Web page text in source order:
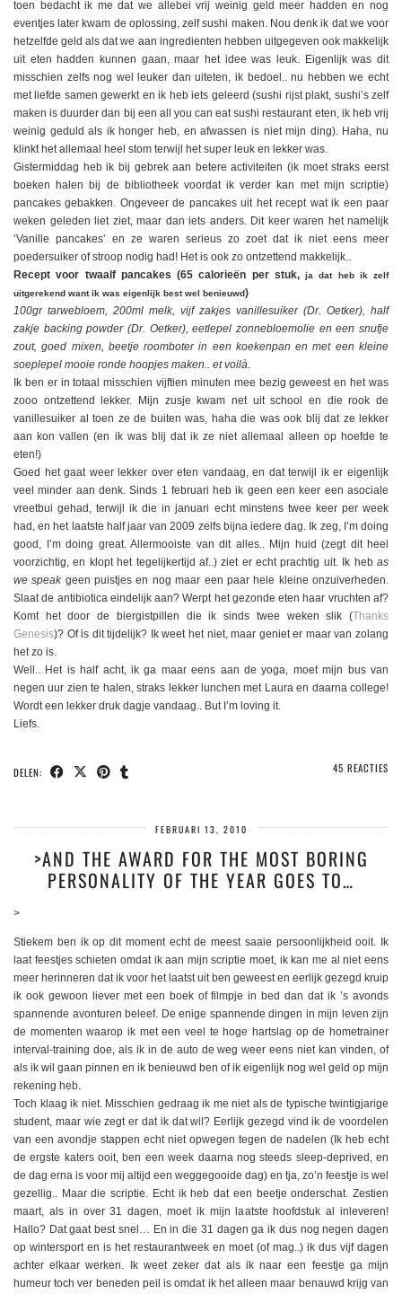
toen bedacht ik me dat we allebei vrij weinig geld meer hadden en nog
eventjes later kwam de oplossing, zelf sushi maken. Nou denk ik dat we voor
hetzelfde geld als dat we aan ingredienten hebben uitgegeven ook makkelijk
uit eten hadden kunnen gaan, maar het idee was leuk. Eigenlijk was dit
misschien zelfs nog wel leuker dan uiteten, ik bedoel.. nu hebben we echt
met liefde samen gewerkt en ik heb iets geleerd (sushi rijst plakt, sushi’s zelf
maken is duurder dan bij een all you can eat sushi restaurant eten, ik heb vrij
weinig geduld als ik honger heb, en afwassen is niet mijn ding). Haha, nu
klinkt het allemaal heel stom terwijl het super leuk en lekker was.
Gistermiddag heb ik bij gebrek aan betere activiteiten (ik moet straks eerst
boeken halen bij de bibliotheek voordat ik verder kan met mijn scriptie)
pancakes gebakken. Ongeveer de pancakes uit het recept wat ik een paar
weken geleden liet ziet, maar dan iets anders. Dit keer waren het namelijk
‘Vanille pancakes’ en ze waren serieus zo zoet dat ik niet eens meer
poedersuiker of stroop nodig had! Het is ook zo ontzettend makkelijk..
Recept voor twaalf pancakes (65 calorieën per stuk, ja dat heb ik zelf
uitgerekend want ik was eigenlijk best wel benieuwd)
100gr tarwebloem, 200ml melk, vijf zakjes vanillesuiker (Dr. Oetker), half
zakje backing powder (Dr. Oetker), eetlepel zonnebloemolie en een snufje
zout, goed mixen, beetje roomboter in een koekenpan en met een kleine
soeplepel mooie ronde hoopjes maken.. et voilà.
Ik ben er in totaal misschien vijftien minuten mee bezig geweest en het was
zooo ontzettend lekker. Mijn zusje kwam net uit school en die rook de
vanillesuiker al toen ze de buiten was, haha die was ook blij dat ze lekker
aan kon vallen (en ik was blij dat ik ze niet allemaal alleen op hoefde te
eten!)
Goed het gaat weer lekker over eten vandaag, en dat terwijl ik er eigenlijk
veel minder aan denk. Sinds 1 februari heb ik geen een keer een asociale
vreetbui gehad, terwijl ik die in januari echt minstens twee keer per week
had, en het laatste half jaar van 2009 zelfs bijna iedere dag. Ik zeg, I’m doing
good, I’m doing great. Allermooiste van dit alles.. Mijn huid (zegt dit heel
voorzichtig, en klopt het tegelijkertijd af..) ziet er echt prachtig uit. Ik heb as
we speakgeen puistjes en nog maar een paar hele kleine onzuiverheden.
Slaat de antibiotica eindelijk aan? Werpt het gezonde eten haar vruchten af?
Komt het door de biergistpillen die ik sinds twee weken slik (Thanks
Genesis)? Of is dit tijdelijk? Ik weet het niet, maar geniet er maar van zolang
het zo is.
Well.. Het is half acht, ik ga maar eens aan de yoga, moet mijn bus van
negen uur zien te halen, straks lekker lunchen met Laura en daarna college!
Wordt een lekker druk dagje vandaag.. But I’m loving it.
Liefs.
DELEN: 45 REACTIES
FEBRUARI 13, 2010
>AND THE AWARD FOR THE MOST BORING
PERSONALITY OF THE YEAR GOES TO…
>
Stiekem ben ik op dit moment echt de meest saaie persoonlijkheid ooit. Ik
laat feestjes schieten omdat ik aan mijn scriptie moet, ik kan me al niet eens
meer herinneren dat ik voor het laatst uit ben geweest en eerlijk gezegd kruip
ik ook gewoon liever met een boek of filmpje in bed dan dat ik ’s avonds
spannende avonturen beleef. De enige spannende dingen in mijn leven zijn
de momenten waarop ik met een veel te hoge hartslag op de hometrainer
interval-training doe, als ik in de auto de weg weer eens niet kan vinden, of
als ik wil gaan pinnen en ik benieuwd ben of ik eigenlijk nog wel geld op mijn
rekening heb.
Toch klaag ik niet. Misschien gedraag ik me niet als de typische twintigjarige
student, maar wie zegt er dat ik dat wil? Eerlijk gezegd vind ik de voordelen
van een avondje stappen echt niet opwegen tegen de nadelen (Ik heb echt
de ergste katers ooit, ben een week daarna nog steeds sleep-deprived, en
de dag erna is voor mij altijd een weggegooide dag) en tja, zo’n feestje is wel
gezellig.. Maar die scriptie. Echt ik heb dat een beetje onderschat. Zestien
maart, als in over 31 dagen, moet ik mijn laatste hoofdstuk al inleveren!
Hallo? Dat gaat best snel… En in die 31 dagen ga ik dus nog negen dagen
op wintersport en is het restaurantweek en moet (of mag..) ik dus vijf dagen
achter elkaar werken. Ik weet zeker dat als ik naar een feestje ga mijn
humeur toch ver beneden peil is omdat ik het alleen maar benauwd krijg van